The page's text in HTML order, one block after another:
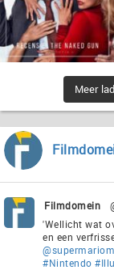
Meer
Filmdomein
'Wellicht wat
en een
#Nintendo